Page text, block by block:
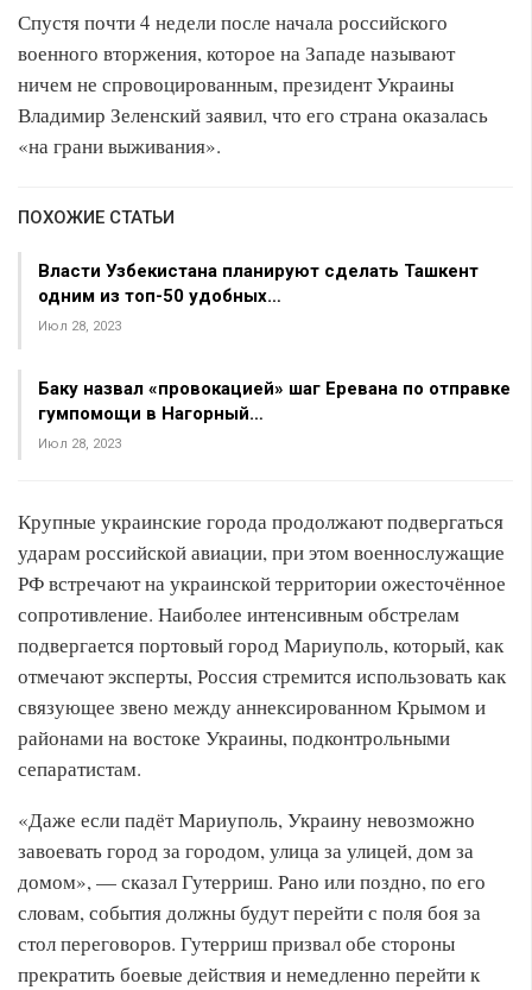
Спустя почти 4 недели после начала российского
военного вторжения, которое на Западе называют
ничем не спровоцированным, президент Украины
Владимир Зеленский заявил, что его страна оказалась
«на грани выживания».
ПОХОЖИЕ СТАТЬИ
Власти Узбекистана планируют сделать Ташкент
одним из топ-50 удобных…
Июл 28, 2023
Баку назвал «провокацией» шаг Еревана по отправке
гумпомощи в Нагорный…
Июл 28, 2023
Крупные украинские города продолжают подвергаться
ударам российской авиации, при этом военнослужащие
РФ встречают на украинской территории ожесточённое
сопротивление. Наиболее интенсивным обстрелам
подвергается портовый город Мариуполь, который, как
отмечают эксперты, Россия стремится использовать как
связующее звено между аннексированном Крымом и
районами на востоке Украины, подконтрольными
сепаратистам.
«Даже если падёт Мариуполь, Украину невозможно
завоевать город за городом, улица за улицей, дом за
домом», — сказал Гутерриш. Рано или поздно, по его
словам, события должны будут перейти с поля боя за
стол переговоров. Гутерриш призвал обе стороны
прекратить боевые действия и немедленно перейти к